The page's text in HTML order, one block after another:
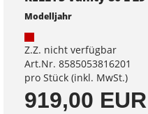
Modelljahr
Z.Z. nicht verfügbar
Art.Nr. 8585053816201
pro Stück (inkl. MwSt.)
919,00 EUR